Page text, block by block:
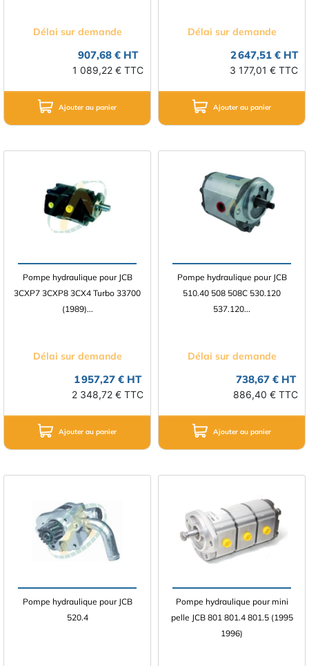
Délai sur demande
907,68 € HT
1 089,22 € TTC
Ajouter au panier
Délai sur demande
2 647,51 € HT
3 177,01 € TTC
Ajouter au panier
Pompe hydraulique pour JCB
3CXP7 3CXP8 3CX4 Turbo 33700
(1989)...
Délai sur demande
1 957,27 € HT
2 348,72 € TTC
Ajouter au panier
Pompe hydraulique pour JCB
510.40 508 508C 530.120
537.120...
Délai sur demande
738,67 € HT
886,40 € TTC
Ajouter au panier
Pompe hydraulique pour JCB
520.4
Pompe hydraulique pour mini
pelle JCB 801 801.4 801.5 (1995
1996)